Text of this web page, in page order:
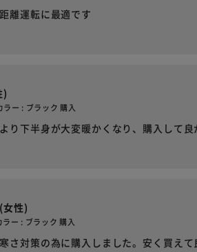
離運転に最適です
)
ラー : ブラック 購入
り下半身が大変暖かくなり、購入して
性)
ー : ブラック 購入
さ対策の為に購入しました。安く買え